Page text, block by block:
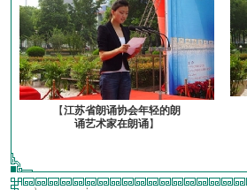
【江苏省朗诵协会年轻的朗
诵艺术家在朗诵】